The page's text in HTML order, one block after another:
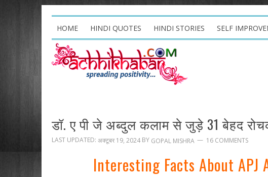
HOME HINDI QUOTES HINDI STORIES SELF
डॉ. ए पी जे अब्दुल कलाम से जुड़े 31 बेहद
LAST UPDATED: अक्टूबर 19, 2024 BY GOPAL MISHRA 16 COMMENTS
Interesting Facts About APJ